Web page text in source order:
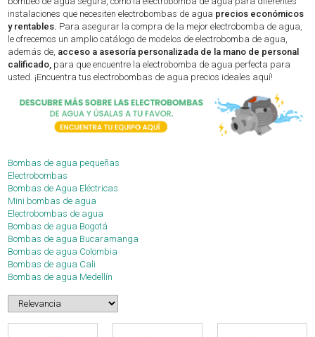
instalaciones que necesiten electrobombas de agua precios económicos
y rentables. Para asegurar la compra de la mejor electrobomba de agua,
le ofrecemos un amplio catálogo de modelos de electrobomba de agua,
además de, acceso a asesoría personalizada de la mano de personal
calificado, para que encuentre la electrobomba de agua perfecta para
usted. ¡Encuentra tus electrobombas de agua precios ideales aquí!
Bombas de agua pequeñas
Electrobombas
Bombas de Agua Eléctricas
Mini bombas de agua
Electrobombas de agua
Bombas de agua Bogotá
Bombas de agua Bucaramanga
Bombas de agua Colombia
Bombas de agua Cali
Bombas de agua Medellín